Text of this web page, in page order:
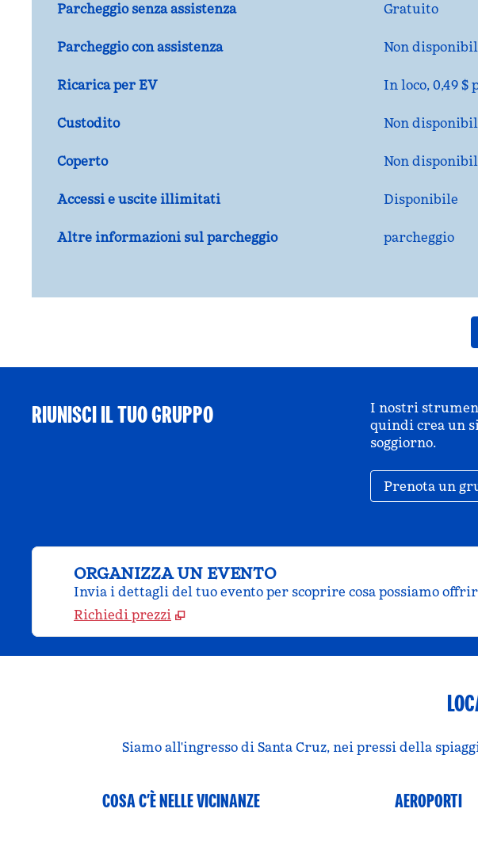
Parcheggio senza assistenza Gratuito
Parcheggio con assistenza Non
Ricarica per EV In loco, 0,49 $
Custodito Non
Coperto Non
Accessi e uscite illimitati Disponibile
Altre informazioni sul parcheggio parcheggio
RIUNISCI IL TUO GRUPPO
I nostri
quindi crea un
soggiorno.
Prenota un
ORGANIZZA UN EVENTO
Invia i dettagli del tuo evento per scoprire cosa possiamo
Richiedi prezzi
Siamo all'ingresso di Santa Cruz, nei pressi della
COSA C’È NELLE VICINANZE AEROPORTI